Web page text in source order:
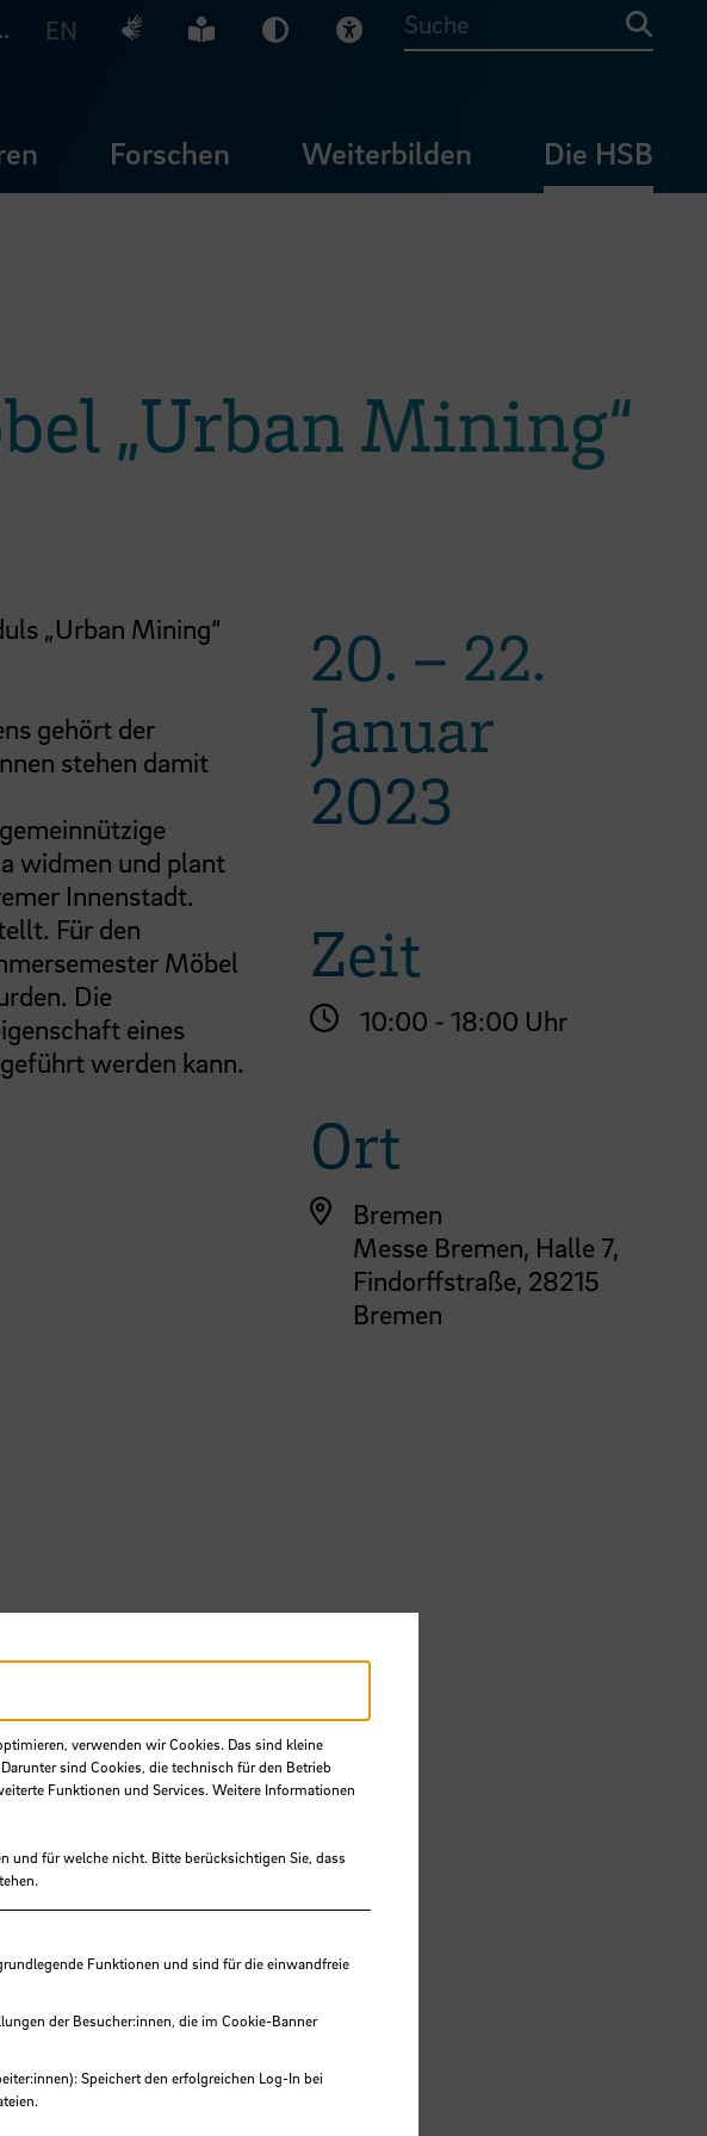
EN Deutsche Gebärdensprache
Leichte Sprache
Dunkel-Modus
Visuelle Hilfe
Suche
Forschen Weiterbilden Die HSB
„Urban Mining“
„Urban Mining“
gehört der
stehen damit
widmen und plant
Innenstadt.
Für den
Möbel
Die
eines
werden kann.
20. – 22.
Januar
2023
Zeit
10:00 - 18:00 Uhr
Ort
Bremen
Messe Bremen, Halle 7,
Findorffstraße, 28215
Bremen
verwenden wir Cookies. Das sind kleine
sind Cookies, die technisch für den Betrieb
Funktionen und Services. Weitere Informationen
und für welche nicht. Bitte berücksichtigen Sie, dass
Funktionen und sind für die einwandfreie
der Besucher:innen, die im Cookie-Banner
Speichert den erfolgreichen Log-In bei